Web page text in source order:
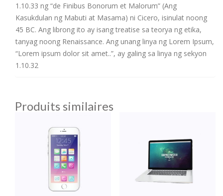
1.10.33 ng “de Finibus Bonorum et Malorum” (Ang
Kasukdulan ng Mabuti at Masama) ni Cicero, isinulat noong
45 BC. Ang librong ito ay isang treatise sa teorya ng etika,
tanyag noong Renaissance. Ang unang linya ng Lorem Ipsum,
“Lorem ipsum dolor sit amet..”, ay galing sa linya ng sekyon
1.10.32
Produits similaires